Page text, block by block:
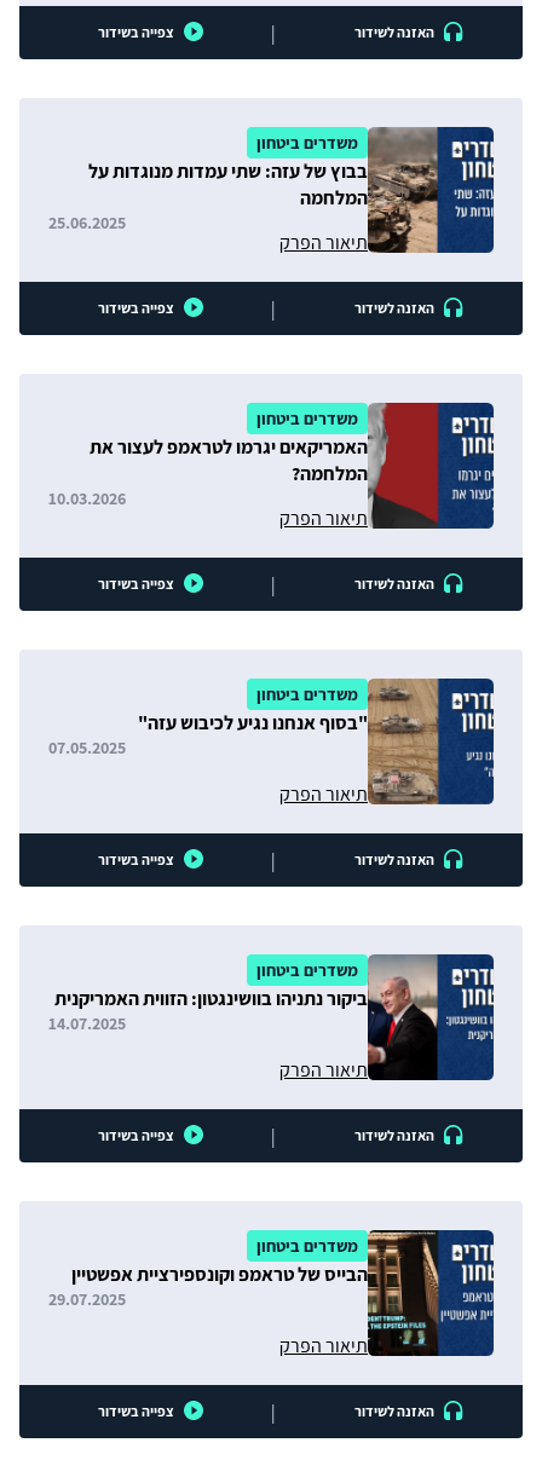
האזנה לשידור | צפייה בשידור
משדרים ביטחון
בבוץ של עזה: שתי עמדות מנוגדות על
המלחמה
תיאור הפרק
25.06.2025
האזנה לשידור | צפייה בשידור
משדרים ביטחון
האמריקאים יגרמו לטראמפ לעצור את
המלחמה?
תיאור הפרק
10.03.2026
האזנה לשידור | צפייה בשידור
משדרים ביטחון
"בסוף אנחנו נגיע לכיבוש עזה"
תיאור הפרק
07.05.2025
האזנה לשידור | צפייה בשידור
משדרים ביטחון
ביקור נתניהו בוושינגטון: הזווית האמריקנית
תיאור הפרק
14.07.2025
האזנה לשידור | צפייה בשידור
משדרים ביטחון
הבייס של טראמפ וקונספירציית אפשטיין
תיאור הפרק
29.07.2025
האזנה לשידור | צפייה בשידור